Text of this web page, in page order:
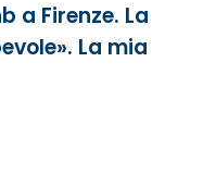
a Firenze. La
La mia